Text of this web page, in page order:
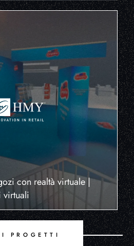
con realtà virtuale |
virtuali
PROGETTI